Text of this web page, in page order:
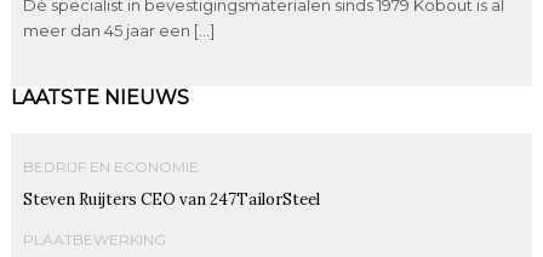
Dé specialist in bevestigingsmaterialen sinds 1979 Kobout is al
meer dan 45 jaar een […]
LAATSTE NIEUWS
BEDRIJF EN ECONOMIE
Steven Ruijters CEO van 247TailorSteel
PLAATBEWERKING